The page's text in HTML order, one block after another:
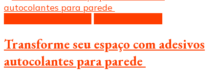
Transforme seu espaço com adesivos
autocolantes para parede